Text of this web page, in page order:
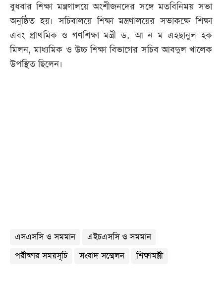
বুধবার শিক্ষা মন্ত্রণালয়ে অংশীজনদের সঙ্গে মতবিনিময় সভা
অনুষ্ঠিত হয়। সচিবালয়ে শিক্ষা মন্ত্রণালয়ের সভাকক্ষে শিক্ষা
এবং প্রাথমিক ও গণশিক্ষা মন্ত্রী ড. আ ন ম এহছানুল হক
মিলন, মাধ্যমিক ও উচ্চ শিক্ষা বিভাগের সচিব আবদুল খালেক
উপস্থিত ছিলেন।
এসএসসি ও সমমান
এইচএসসি ও সমমান
পরীক্ষার সময়সূচি
সংবাদ সম্মেলন শিক্ষামন্ত্রী